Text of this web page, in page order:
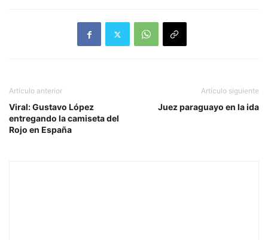
Artículo anterior
Viral: Gustavo López
entregando la camiseta del
Rojo en España
Artículo siguiente
Juez paraguayo en la ida